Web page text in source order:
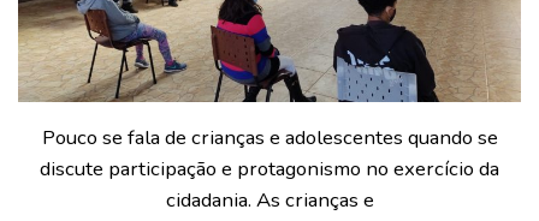
Pouco se fala de crianças e adolescentes quando se
discute participação e protagonismo no exercício da
cidadania. As crianças e